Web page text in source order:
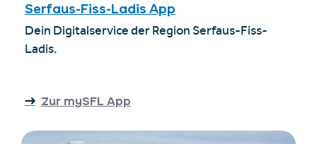
Serfaus-Fiss-Ladis App
Dein Digitalservice der Region Serfaus-Fiss-
Ladis.
Zur mySFL App